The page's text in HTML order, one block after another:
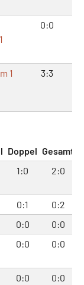
0:0
1 3:3
Doppel Gesamt
1:0 2:0
0:1
0:2
0:0
0:0
0:0 0:0
0:0 0:0